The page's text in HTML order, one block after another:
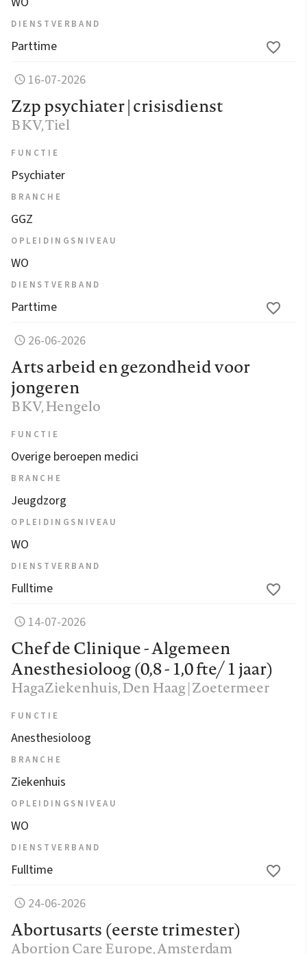
DIENSTVERBAND
Parttime
16-07-2026
Zzp psychiater | crisisdienst
BKV, Tiel
FUNCTIE
Psychiater
BRANCHE
GGZ
OPLEIDINGSNIVEAU
WO
DIENSTVERBAND
Parttime
26-06-2026
Arts arbeid en gezondheid voor
jongeren
BKV, Hengelo
FUNCTIE
Overige beroepen medici
BRANCHE
Jeugdzorg
OPLEIDINGSNIVEAU
WO
DIENSTVERBAND
Fulltime
14-07-2026
Chef de Clinique - Algemeen
Anesthesioloog (0,8 - 1,0 fte/ 1 jaar)
HagaZiekenhuis, Den Haag | Zoetermeer
FUNCTIE
Anesthesioloog
BRANCHE
Ziekenhuis
OPLEIDINGSNIVEAU
WO
DIENSTVERBAND
Fulltime
24-06-2026
Abortusarts (eerste trimester)
Abortion Care Europe, Amsterdam